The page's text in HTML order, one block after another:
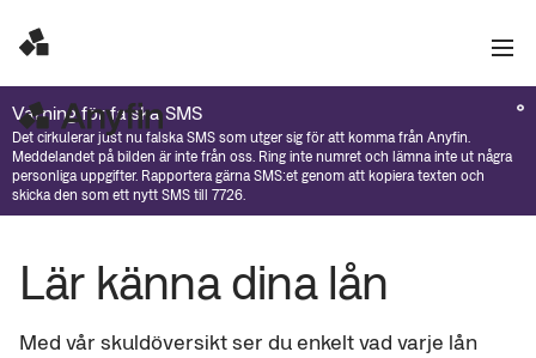
Varning för falska SMS
Det cirkulerar just nu falska SMS som utger sig för att komma från Anyfin.
Meddelandet på bilden är inte från oss. Ring inte numret och lämna inte ut några
personliga uppgifter. Rapportera gärna SMS:et genom att kopiera texten och
skicka den som ett nytt SMS till 7726.
Lär känna dina lån
Med vår skuldöversikt ser du enkelt vad varje lån